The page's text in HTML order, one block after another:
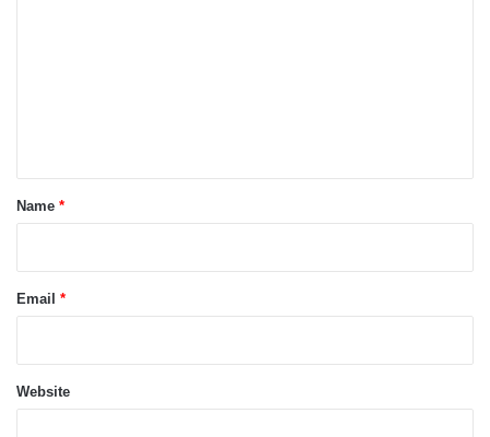
*Name *
Email *
Website